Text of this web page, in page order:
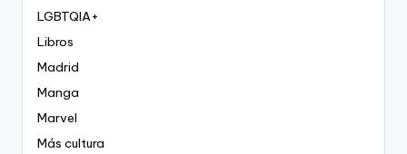
LGBTQIA+
Libros
Madrid
Manga
Marvel
Más cultura